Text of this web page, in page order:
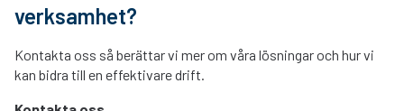
verksamhet?
Kontakta oss så berättar vi mer om våra lösningar och hur vi
kan bidra till en effektivare drift.